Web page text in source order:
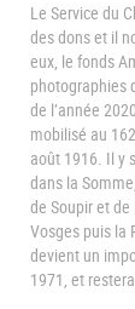
Le Service du
des dons et il
eux, le fonds
photographies
de l’année
mobilisé au
août 1916. Il y
dans la
de Soupir et
Vosges puis la
devient un
1971, et